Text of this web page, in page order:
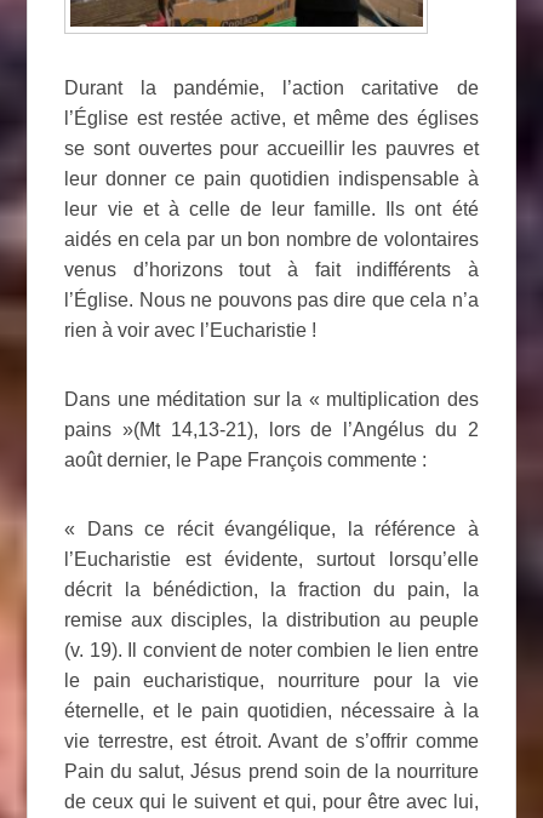
Durant la pandémie, l’action caritative de
l’Église est restée active, et même des églises
se sont ouvertes pour accueillir les pauvres et
leur donner ce pain quotidien indispensable à
leur vie et à celle de leur famille. Ils ont été
aidés en cela par un bon nombre de volontaires
venus d’horizons tout à fait indifférents à
l’Église. Nous ne pouvons pas dire que cela n’a
rien à voir avec l’Eucharistie !
Dans une méditation sur la « multiplication des
pains »(Mt 14,13-21), lors de l’Angélus du 2
août dernier, le Pape François commente :
« Dans ce récit évangélique, la référence à
l’Eucharistie est évidente, surtout lorsqu’elle
décrit la bénédiction, la fraction du pain, la
remise aux disciples, la distribution au peuple
(v. 19). Il convient de noter combien le lien entre
le pain eucharistique, nourriture pour la vie
éternelle, et le pain quotidien, nécessaire à la
vie terrestre, est étroit. Avant de s’offrir comme
Pain du salut, Jésus prend soin de la nourriture
de ceux qui le suivent et qui, pour être avec lui,